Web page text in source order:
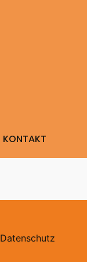
KONTAKT
Datenschutz